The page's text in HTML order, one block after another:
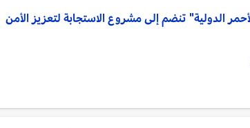
الدولية" تنضم إلى مشروع الاستجابة لتعزيز الأمن